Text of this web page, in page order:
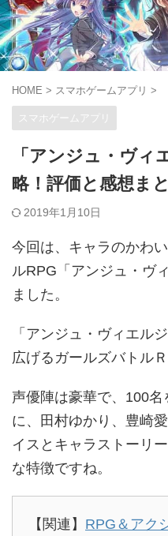
HOME > スマホゲームアプリ >
スマホゲームアプリ
「アンジュ・ヴィ
略！評価と感想ま
2019年1月10日
今回は、キャラのかわ
ルRPG「アンジュ・ヴ
ました。
「アンジュ・ヴィエル
広げるガールズバトルＲ
声優陣は豪華で、100
に、田村ゆかり、豊崎
イスとキャラストーリ
な特徴ですね。
【関連】 RPG＆アク